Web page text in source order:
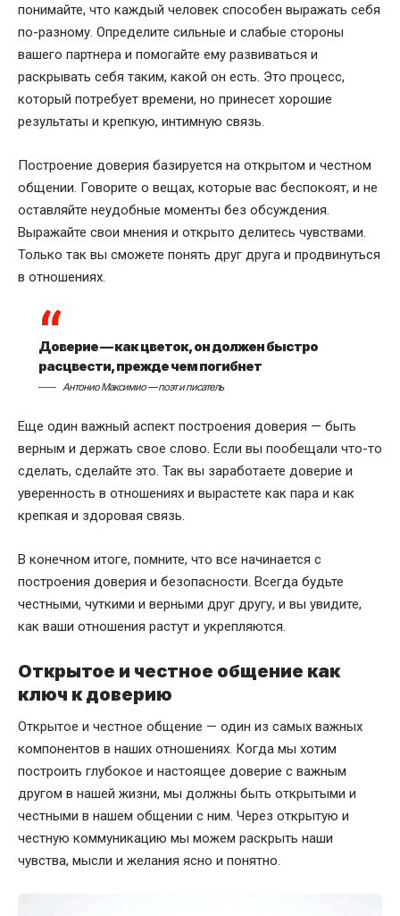
понимайте, что каждый человек способен выражать себя
по-разному. Определите сильные и слабые стороны
вашего партнера и помогайте ему развиваться и
раскрывать себя таким, какой он есть. Это процесс,
который потребует времени, но принесет хорошие
результаты и крепкую, интимную связь.
Построение доверия базируется на открытом и честном
общении. Говорите о вещах, которые вас беспокоят, и не
оставляйте неудобные моменты без обсуждения.
Выражайте свои мнения и открыто делитесь чувствами.
Только так вы сможете понять друг друга и продвинуться
в отношениях.
Доверие — как цветок, он должен быстро
расцвести, прежде чем погибнет
Антонио Максимио — поэт и писатель
Еще один важный аспект построения доверия — быть
верным и держать свое слово. Если вы пообещали что-то
сделать, сделайте это. Так вы заработаете доверие и
уверенность в отношениях и вырастете как пара и как
крепкая и здоровая связь.
В конечном итоге, помните, что все начинается с
построения доверия и безопасности. Всегда будьте
честными, чуткими и верными друг другу, и вы увидите,
как ваши отношения растут и укрепляются.
Открытое и честное общение как
ключ к доверию
Открытое и честное общение — один из самых важных
компонентов в наших отношениях. Когда мы хотим
построить глубокое и настоящее доверие с важным
другом в нашей жизни, мы должны быть открытыми и
честными в нашем общении с ним. Через открытую и
честную коммуникацию мы можем раскрыть наши
чувства, мысли и желания ясно и понятно.